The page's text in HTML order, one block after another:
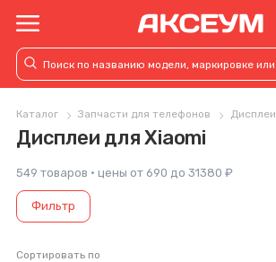
Каталог Запчасти для телефонов Дисплеи
Дисплеи для Xiaomi
549 товаров · цены от 690 до 31380 ₽
Фильтр
Сортировать по